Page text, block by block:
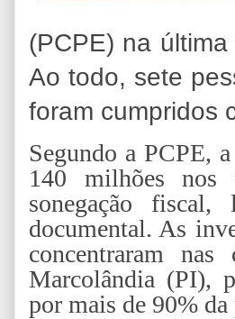
(PCPE) na
Ao todo, sete
foram cumpridos
Segundo a PCPE,
140 milhões nos
sonegação
documental. As
concentraram
Marcolândia (PI),
por mais de 90%